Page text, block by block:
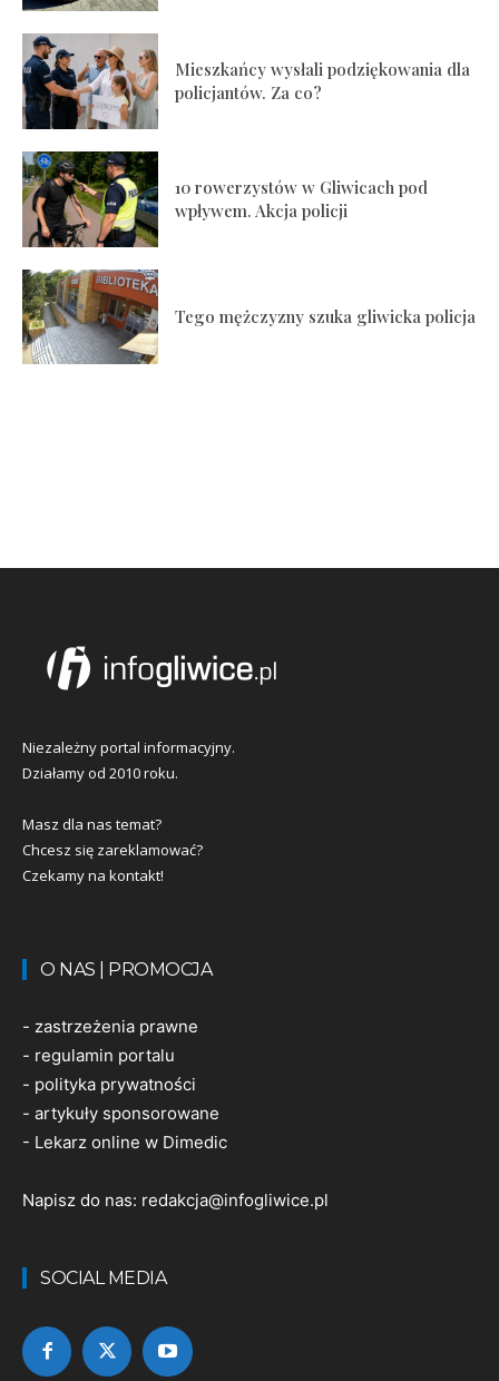
Mieszkańcy wysłali podziękowania dla
policjantów. Za co?
10 rowerzystów w Gliwicach pod
wpływem. Akcja policji
Tego mężczyzny szuka gliwicka policja
Niezależny portal informacyjny.
Działamy od 2010 roku.
Masz dla nas temat?
Chcesz się zareklamować?
Czekamy na kontakt!
O NAS | PROMOCJA
- zastrzeżenia prawne
- regulamin portalu
- polityka prywatności
- artykuły sponsorowane
- Lekarz online w Dimedic
Napisz do nas: redakcja@infogliwice.pl
SOCIAL MEDIA